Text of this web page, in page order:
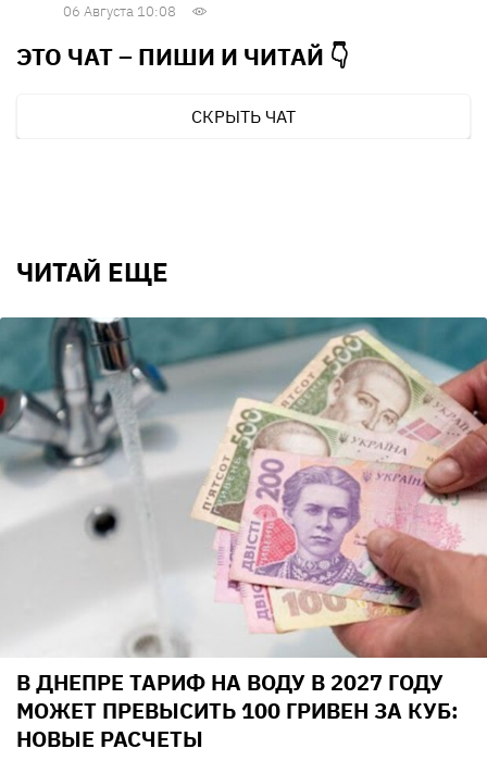
06 Августа 10:08
ЭТО ЧАТ – ПИШИ И ЧИТАЙ 👇
СКРЫТЬ ЧАТ
ЧИТАЙ ЕЩЕ
В ДНЕПРЕ ТАРИФ НА ВОДУ В 2027 ГОДУ
МОЖЕТ ПРЕВЫСИТЬ 100 ГРИВЕН ЗА КУБ:
НОВЫЕ РАСЧЕТЫ